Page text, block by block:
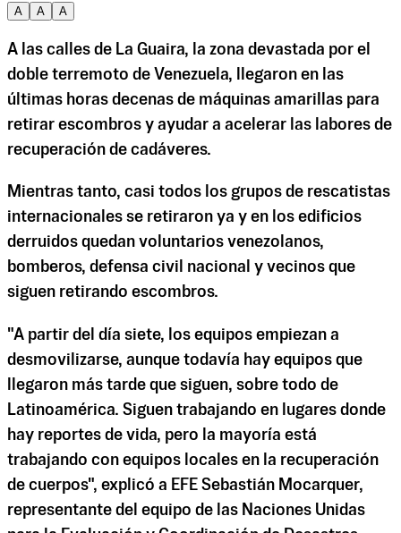
A
A A
A las calles de La Guaira, la zona devastada por el
doble terremoto de Venezuela, llegaron en las
últimas horas decenas de máquinas amarillas para
retirar escombros y ayudar a acelerar las labores de
recuperación de cadáveres.
Mientras tanto, casi todos los grupos de rescatistas
internacionales se retiraron ya y en los edificios
derruidos quedan voluntarios venezolanos,
bomberos, defensa civil nacional y vecinos que
siguen retirando escombros.
"A partir del día siete, los equipos empiezan a
desmovilizarse, aunque todavía hay equipos que
llegaron más tarde que siguen, sobre todo de
Latinoamérica. Siguen trabajando en lugares donde
hay reportes de vida, pero la mayoría está
trabajando con equipos locales en la recuperación
de cuerpos", explicó a EFE Sebastián Mocarquer,
representante del equipo de las Naciones Unidas